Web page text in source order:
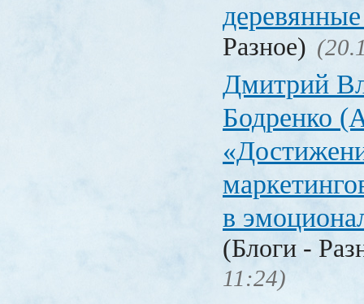
Разное)
Дмитрий
Бодренко
в
(Блоги -
11:24)